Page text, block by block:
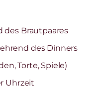
des Brautpaares
des Dinners
Torte, Spiele)
Uhrzeit